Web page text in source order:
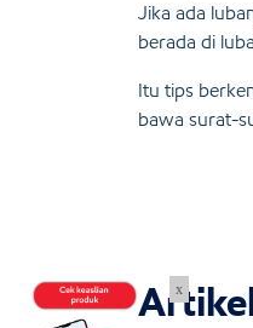
Jika ada
berada di
Itu tips
bawa surat-
x